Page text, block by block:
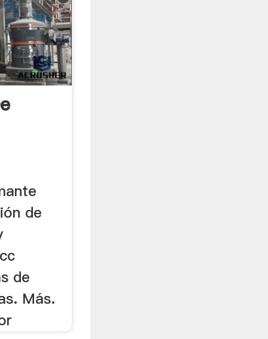
de
de
Más.